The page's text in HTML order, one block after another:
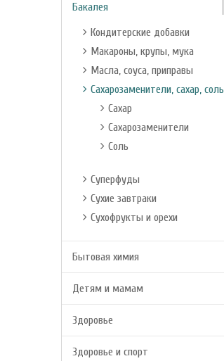
Бакалея
Кондитерские добавки
Макароны, крупы, мука
Масла, соуса, приправы
Сахарозаменители, сахар, соль
Сахар
Сахарозаменители
Соль
Суперфуды
Сухие завтраки
Сухофрукты и орехи
Бытовая химия
Детям и мамам
Здоровье
Здоровье и спорт